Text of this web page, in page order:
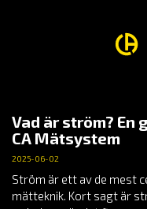
Vad är ström?
CA Mätsystem
2025-06-02
Ström är ett av de mest
mätteknik. Kort sagt är